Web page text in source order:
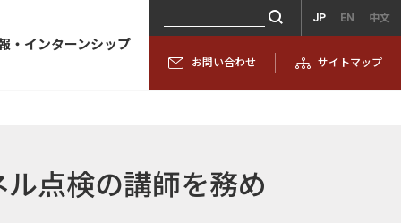
・インターンシップ
JP EN 中文
お問い合わせ サイトマップ
点検の講師を務め